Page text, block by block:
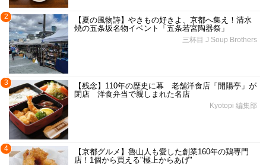
2
【夏の風物詩】やきもの好きよ、京都へ集え！清水
焼の五条坂名物イベント「五条若宮陶器祭」
三杯目 J Soup Brothers
3
【残念】110年の歴史に幕 老舗洋食店「開陽亭」が
閉店 洋食弁当で親しまれた名店
Kyotopi 編集部
4
【京都グルメ】魯山人も愛した創業160年の鶏専門
店！1個から買える"極上からあげ"